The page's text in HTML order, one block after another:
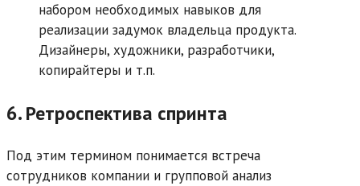
набором необходимых навыков для
реализации задумок владельца продукта.
Дизайнеры, художники, разработчики,
копирайтеры и т.п.
6. Ретроспектива спринта
Под этим термином понимается встреча
сотрудников компании и групповой анализ